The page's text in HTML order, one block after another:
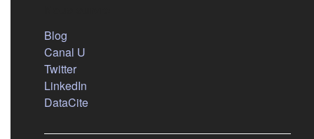
Blog
Canal U
Twitter(s'ouvre dans un nouvel onglet)
LinkedIn
DataCite(s'ouvre dans un nouvel onglet)